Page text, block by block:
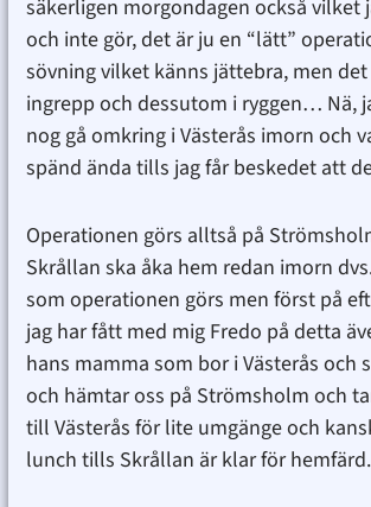
säkerligen morgondagen också vilket
och inte gör, det är ju en “lätt”
sövning vilket känns jättebra, men
ingrepp och dessutom i ryggen… Nä,
nog gå omkring i Västerås imorn och
spänd ända tills jag får beskedet att
Operationen görs alltså på
Skrållan ska åka hem redan imorn
som operationen görs men först på
jag har fått med mig Fredo på detta
hans mamma som bor i Västerås och
och hämtar oss på Strömsholm och
till Västerås för lite umgänge och
lunch tills Skrållan är klar för hemfärd.